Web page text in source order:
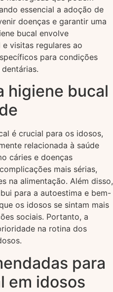
essencial a adoção de
doenças e garantir uma
bucal envolve
visitas regulares ao
para condições
higiene bucal
é crucial para os idosos,
relacionada à saúde
cáries e doenças
mais sérias,
na alimentação. Além disso,
para a autoestima e bem-
os idosos se sintam mais
sociais. Portanto, a
na rotina dos
para
em idosos